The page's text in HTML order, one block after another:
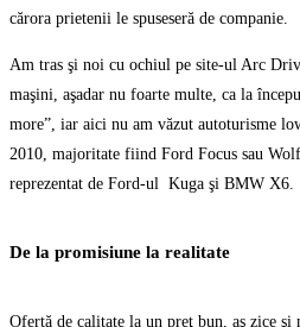
cărora prietenii le spuseseră de companie.
Am tras şi noi cu ochiul pe site-ul Arc
maşini, aşadar nu foarte multe, ca la
more”, iar aici nu am văzut autoturisme
2010, majoritate fiind Ford Focus sau
reprezentat de Ford-ul Kuga şi BMW X6.
De la promisiune la realitate
Ofertă de calitate la un preţ bun, aş zice